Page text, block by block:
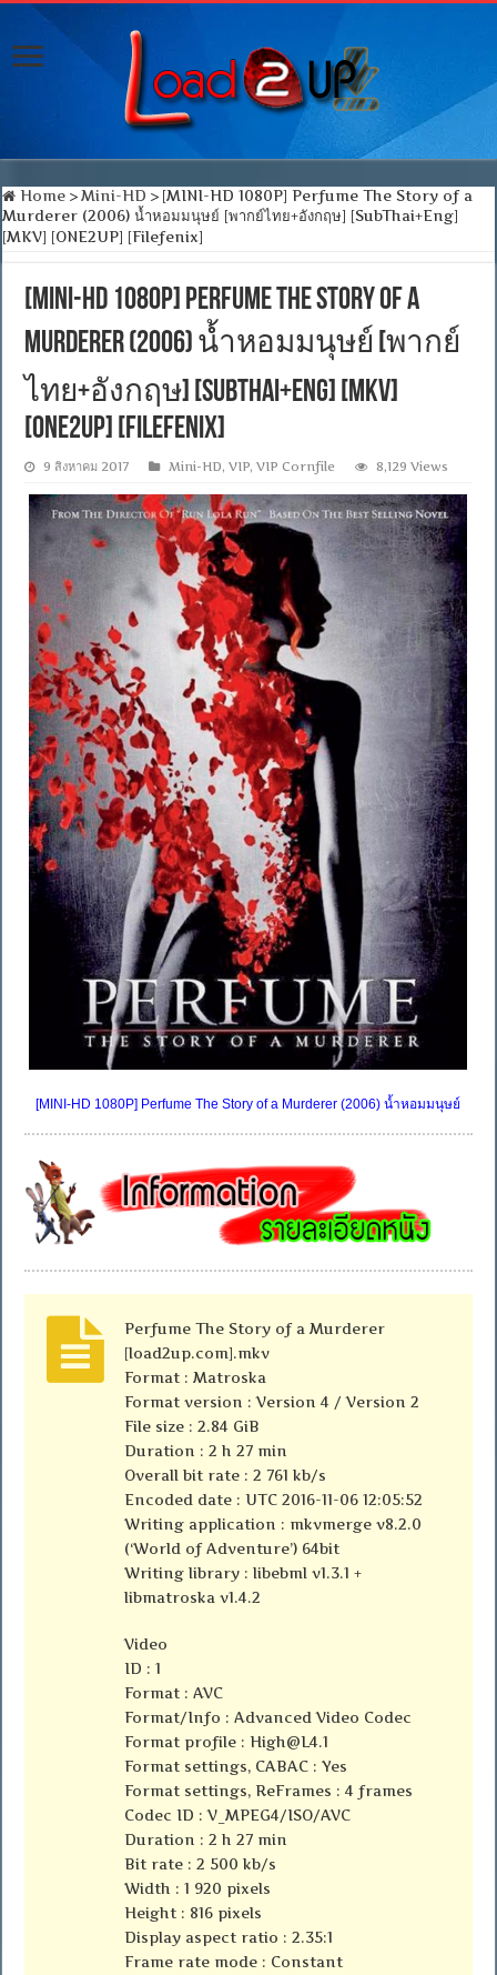
Home > Mini-HD > [MINI-HD 1080P] Perfume The Story of a
Murderer (2006) น้ำหอมมนุษย์ [พากย์ไทย+อังกฤษ] [SubThai+Eng]
[MKV] [ONE2UP] [Filefenix]
[MINI-HD 1080P] Perfume The Story of a
Murderer (2006) น้ำหอมมนุษย์ [พากย์
ไทย+อังกฤษ] [SubThai+Eng] [MKV]
[ONE2UP] [Filefenix]
9 สิงหาคม 2017 Mini-HD,VIP,VIP Cornfile 8,129 Views
[MINI-HD 1080P] Perfume The Story of a Murderer (2006) น้ำหอมมนุษย์
Perfume The Story of a Murderer
[load2up.com].mkv
Format : Matroska
Format version : Version 4 / Version 2
File size : 2.84 GiB
Duration : 2 h 27 min
Overall bit rate : 2 761 kb/s
Encoded date : UTC 2016-11-06 12:05:52
Writing application : mkvmerge v8.2.0
(‘World of Adventure’) 64bit
Writing library : libebml v1.3.1 +
libmatroska v1.4.2
Video
ID : 1
Format : AVC
Format/Info : Advanced Video Codec
Format profile :High@L4.1
Format settings, CABAC : Yes
Format settings, ReFrames : 4 frames
Codec ID : V_MPEG4/ISO/AVC
Duration : 2 h 27 min
Bit rate : 2 500 kb/s
Width : 1 920 pixels
Height : 816 pixels
Display aspect ratio : 2.35:1
Frame rate mode : Constant